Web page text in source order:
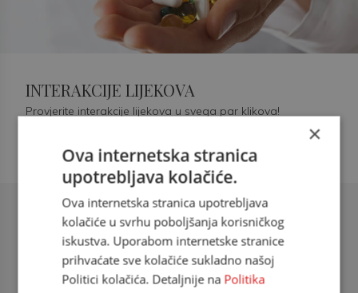
Šećerna bolest tip 2 = kardiovaskularna
doc. dr. sc. Višnja Kokić Maleš,
dr.med., specijalististica
INTERAKCIJE LIJEKOVA
Provjerite interakcije lijekova u svega par klikova!
×
Ova internetska stranica
upotrebljava kolačiće.
Ova internetska stranica upotrebljava
kolačiće u svrhu poboljšanja korisničkog
iskustva. Uporabom internetske stranice
prihvaćate sve kolačiće sukladno našoj
Politici kolačića. Detaljnije na Politika